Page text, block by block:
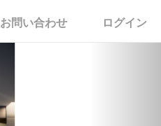
ログイン
お問い合わせ